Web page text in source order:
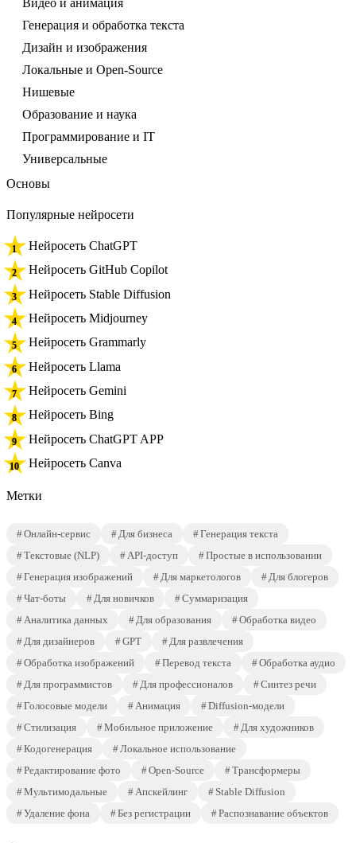
Видео и анимация
Генерация и обработка текста
Дизайн и изображения
Локальные и Open-Source
Нишевые
Образование и наука
Программирование и IT
Универсальные
Основы
Популярные нейросети
Нейросеть ChatGPT
Нейросеть GitHub Copilot
Нейросеть Stable Diffusion
Нейросеть Midjourney
Нейросеть Grammarly
Нейросеть Llama
Нейросеть Gemini
Нейросеть Bing
Нейросеть ChatGPT APP
Нейросеть Canva
Метки
Онлайн-сервис Для бизнеса
Генерация текста
Текстовые (NLP)
API-доступ
Простые в использовании
Генерация изображений
Для маркетологов
Для блогеров
Чат-боты
Для новичков
Суммаризация
Аналитика данных
Для образования
Обработка видео
Для дизайнеров
GPT
Для развлечения
Обработка изображений
Перевод текста
Обработка аудио
Для программистов
Для профессионалов
Синтез речи
Голосовые модели
Анимация
Diffusion-модели
Стилизация
Мобильное приложение
Для художников
Кодогенерация
Локальное использование
Редактирование фото
Open-Source
Трансформеры
Мультимодальные
Апскейлинг
Stable Diffusion
Удаление фона
Без регистрации Распознавание объектов